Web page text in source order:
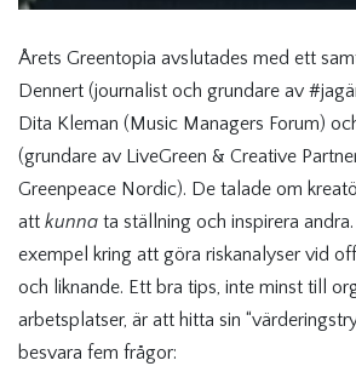
Årets Greentopia avslutades med ett
Dennert (journalist och grundare av
Dita Kleman (Music Managers Forum)
(grundare av LiveGreen & Creative
Greenpeace Nordic). De talade om
att kunna ta ställning och inspirera
exempel kring att göra riskanalyser vid
och liknande. Ett bra tips, inte minst till
arbetsplatser, är att hitta sin
besvara fem frågor: